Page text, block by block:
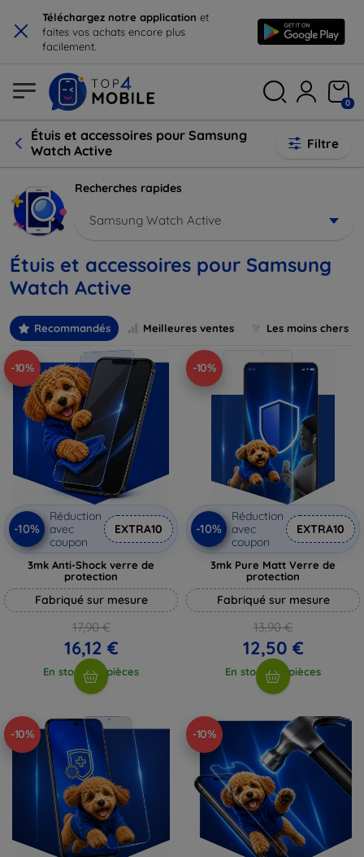
× Téléchargez notre application et
faites vos achats encore plus
facilement.
0
Étuis et accessoires pour Samsung
Watch Active
Filtre
Recherches rapides
Samsung Watch Active
Étuis et accessoires pour Samsung
Watch Active
Recommandés Meilleures ventes Les moins chers
-10%
-10%
Réduction
avec
coupon
EXTRA10
3mk Anti-Shock verre de
protection
Fabriqué sur mesure
17,90 €
16,12 €
En stock > 5 pièces
-10%
-10%
Réduction
avec
coupon
EXTRA10
3mk Pure Matt Verre de
protection
Fabriqué sur mesure
13,90 €
12,50 €
En stock > 5 pièces
-10% -10%